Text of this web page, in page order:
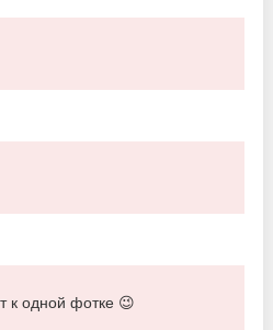
к одной фотке 😉